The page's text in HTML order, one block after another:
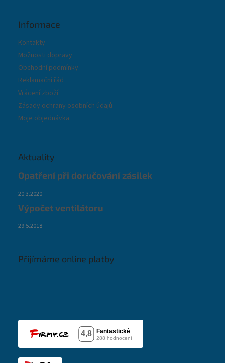
Informace
Kontakty
Možnosti dopravy
Obchodní podmínky
Reklamační řád
Vrácení zboží
Zásady ochrany osobních údajů
Moje objednávka
Aktuality
Opatření při doručování zásilek
20.3.2020
Výpočet ventilátoru
29.5.2018
Přijímáme online platby